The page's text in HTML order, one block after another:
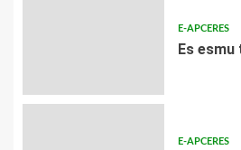
E-APCERES
Es esmu
E-APCERES